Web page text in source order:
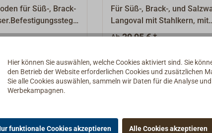
für Süß-, Brack-
zum
Details
Für Süß-, Brack-, und
Langoval mit Stahlkern, mit
Langlöchern zum
Ab29,95 € *
Details
Hier können Sie auswählen, welche Cookies aktiviert sind. Sie
den Betrieb der Website erforderlichen Cookies und zusätzlichen
Sie alle Cookies auswählen, sammeln wir Daten für die Analyse
Werbekampagnen.
funktionale Cookies akzeptieren Alle Cookies akzeptieren